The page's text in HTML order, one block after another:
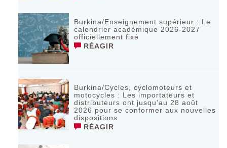
Burkina/Enseignement supérieur : Le
calendrier académique 2026-2027
officiellement fixé
RÉAGIR
Burkina/Cycles, cyclomoteurs et
motocycles : Les importateurs et
distributeurs ont jusqu’au 28 août
2026 pour se conformer aux nouvelles
dispositions
RÉAGIR